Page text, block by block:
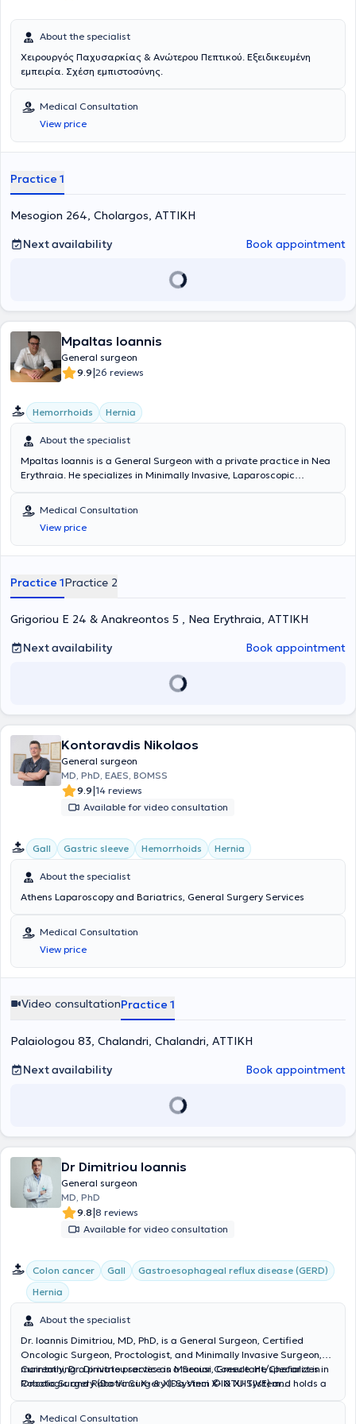
About the specialist
Χειρουργός Παχυσαρκίας & Ανώτερου Πεπτικού. Εξειδικευμένη
εμπειρία. Σχέση εμπιστοσύνης.
Medical Consultation
View price
Practice 1
Mesogion 264, Cholargos, ΑΤΤΙΚΗ
Next availability
Book appointment
Mpaltas Ioannis
General surgeon
9.9|26 reviews
Hemorrhoids Hernia
About the specialist
Mpaltas Ioannis is a General Surgeon with a private practice in Nea
Erythraia. He specializes in Minimally Invasive, Laparoscopic
he has expertise in modern proctologic surgery (hemorrhoids, anal
fissure, pilonidal cyst). He has extensive experience in the effective
and safe surgical management of obesity, hiatal hernia, digestive
system disorders, and abdominal wall hernias. Furthermore,
clinic), Mediterraneo, Doctor's Hospital, and Attiko Hospital.
Medical Consultation
View price
Practice 1Practice 2
Grigoriou E 24 & Anakreontos 5 , Nea Erythraia, ΑΤΤΙΚΗ
Next availability
Book appointment
Kontoravdis Nikolaos
General surgeon
MD, PhD, EAES, BOMSS
9.9|14 reviews
Available for video consultation
Gall Gastric sleeve Hemorrhoids Hernia
About the specialist
Athens Laparoscopy and Bariatrics, General Surgery Services
Medical Consultation
View price
Video consultationPractice 1
Palaiologou 83, Chalandri, Chalandri, ΑΤΤΙΚΗ
Next availability
Book appointment
Dr Dimitriou Ioannis
General surgeon
MD, PhD
9.8|8 reviews
Available for video consultation
Colon cancer Gall
Gastroesophageal reflux disease (GERD)
Hernia
About the specialist
Dr. Ioannis Dimitriou, MD, PhD, is a General Surgeon, Certified
Oncologic Surgeon, Proctologist, and Minimally Invasive Surgeon,
maintaining a private practice in Marousi, Greece. He specializes in
Robotic Surgery (Da Vinci X- & XI-System ©INTUITIVE) and holds a
Germany. Dr. Dimitriou studied at the Medical School of Justus
Currently, Dr. Dimitriou serves as a Senior Consultant/Chefarzt in
Oncologic and Robotic Surgery (Da Vinci X- & XI-System
Hospital Buer in Germany. Having gained extensive surgical
Medical Consultation